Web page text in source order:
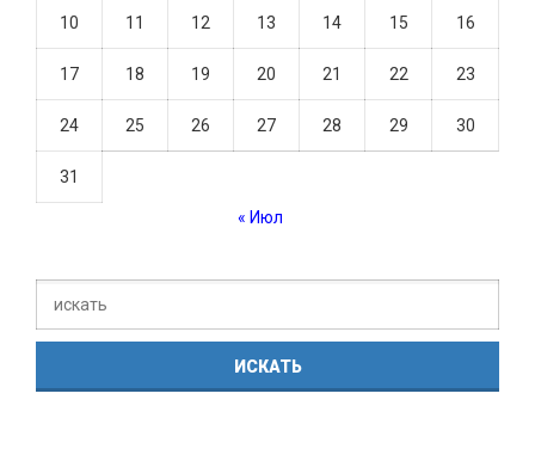
10 11 12 13 14 15 16
17 18 19 20 21 22 23
24 25 26 27 28 29 30
31
« Июл